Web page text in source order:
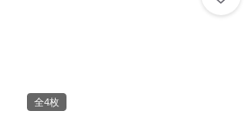
全4枚